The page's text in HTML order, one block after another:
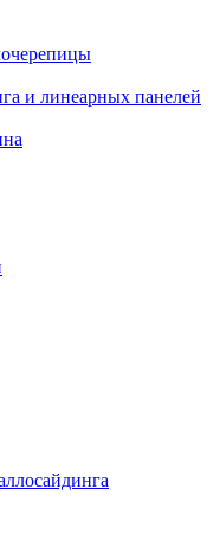
и линеарных панелей